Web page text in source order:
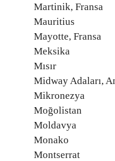
Martinik, Fransa
Mauritius
Mayotte, Fransa
Meksika
Mısır
Midway Adaları,
Mikronezya
Moğolistan
Moldavya
Monako
Montserrat